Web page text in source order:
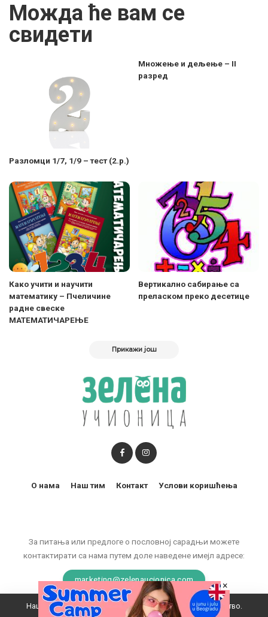
Можда ће вам се
свидети
Разломци 1/7, 1/9 – тест (2.р.)
Множење и дељење – II
разред
Како учити и научити
математику – Пчеличине
радне свеске
МАТЕМАТИЧАРЕЊЕ
Вертикално сабирање са
преласком преко десетице
Прикажи још
За питања или предлоге о пословној сарадњи можете
контактирати са нама путем доле наведене имејл адресе:
marketing@zelenaucionica.com
О нама Наш тим Контакт Услови коришћења
Наш вебсајт користи колачиће да побољша ваше искуство.
×